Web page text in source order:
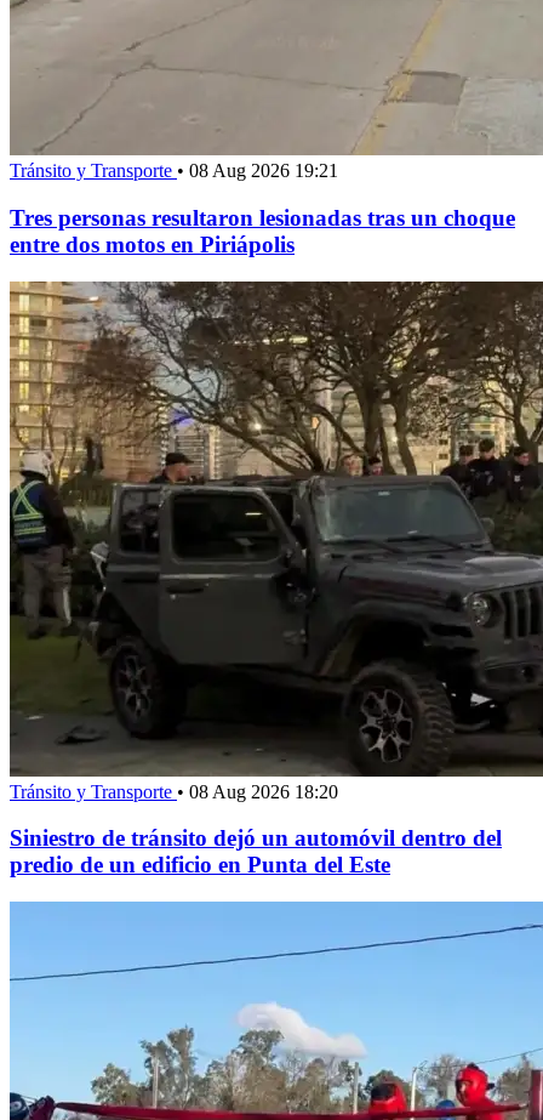
Tránsito y Transporte • 08 Aug 2026 19:21
Tres personas resultaron lesionadas tras un choque
entre dos motos en Piriápolis
Tránsito y Transporte • 08 Aug 2026 18:20
Siniestro de tránsito dejó un automóvil dentro del
predio de un edificio en Punta del Este